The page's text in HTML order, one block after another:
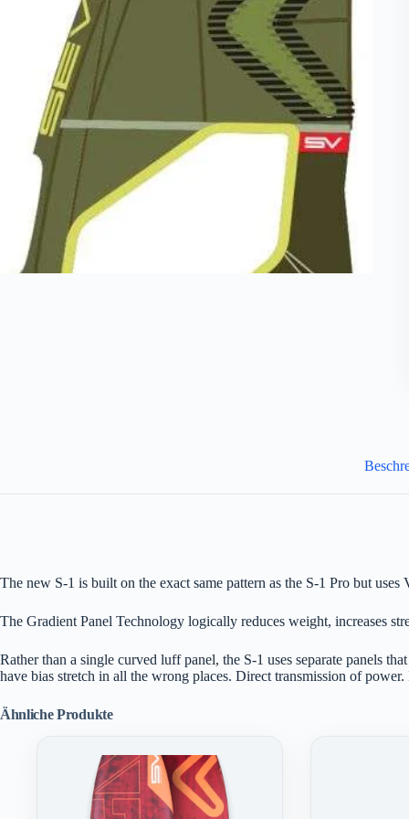
The new S-1 is built on the exact same pattern as the S-1 Pro but
The Gradient Panel Technology logically reduces weight, increases
Rather than a single curved luff panel, the S-1 uses separate panels
have bias stretch in all the wrong places. Direct transmission of power.
Ähnliche Produkte